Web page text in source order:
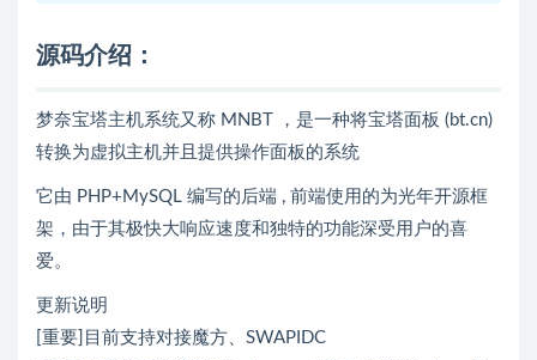
源码介绍：
梦奈宝塔主机系统又称 MNBT ，是一种将宝塔面板 (bt.cn)
转换为虚拟主机并且提供操作面板的系统
它由 PHP+MySQL 编写的后端 , 前端使用的为光年开源框
架，由于其极快大响应速度和独特的功能深受用户的喜
爱。
更新说明
[重要]目前支持对接魔方、SWAPIDC